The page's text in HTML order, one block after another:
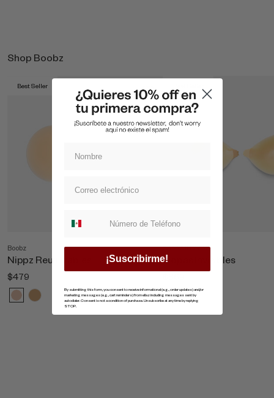
Shop Boobz
Best Seller
Boobz
Nippz Reutilizables
$479
Shop All Boobz
Copas Invisibles
¡Suscribirme!
By submitting this form, you consent to receive informational (e.g., order updates) and/or
marketing messages (e.g., cart reminders) from ellaz including messages sent by
autodialer. Consent is not a condition of purchase. Unsubscribe at any time by replying
STOP.